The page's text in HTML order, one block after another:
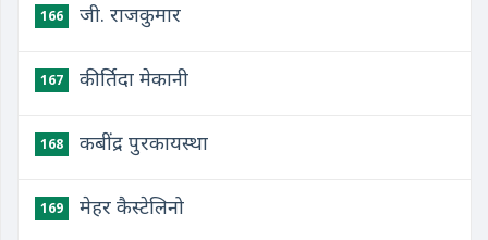
166 जी. राजकुमार
167 कीर्तिदा मेकानी
168 कबींद्र पुरकायस्था
169 मेहर कैस्टेलिनो